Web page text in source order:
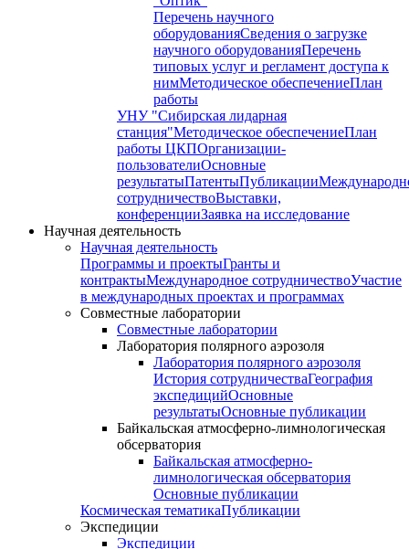
Перечень научного
оборудованияСведения о загрузке
научного оборудованияПеречень
типовых услуг и регламент доступа к
нимМетодическое обеспечениеПлан
работы
УНУ "Сибирская лидарная
станция"Методическое обеспечениеПлан
работы ЦКПОрганизации-
пользователиОсновные
результатыПатентыПубликации
сотрудничествоВыставки,
конференцииЗаявка на исследование
Научная деятельность
Научная деятельность
Программы и проектыГранты и
контрактыМеждународное сотрудничествоУчастие
в международных проектах и программах
Совместные лаборатории
Совместные лаборатории
Лаборатория полярного аэрозоля
Лаборатория полярного аэрозоля
История сотрудничестваГеография
экспедицийОсновные
результатыОсновные публикации
Байкальская атмосферно-лимнологическая
обсерватория
Байкальская атмосферно-
лимнологическая обсерватория
Основные публикации
Космическая тематикаПубликации
Экспедиции
Экспедиции